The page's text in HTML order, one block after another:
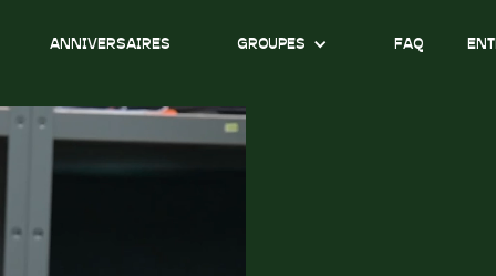
ANNIVERSAIRES GROUPES FAQ